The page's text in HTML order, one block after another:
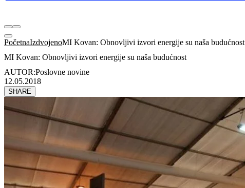
PočetnaIzdvojenoMI Kovan: Obnovljivi izvori energije su naša budućnost
MI Kovan: Obnovljivi izvori energije su naša budućnost
AUTOR:Poslovne novine
12.05.2018
SHARE